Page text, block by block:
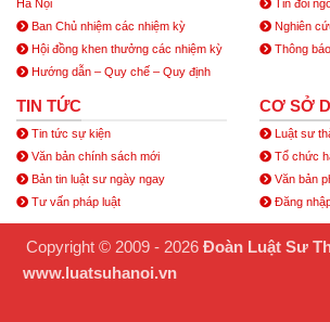
Hà Nội
Ban Chủ nhiệm các nhiệm kỳ
Hội đồng khen thưởng các nhiệm kỳ
Hướng dẫn – Quy chế – Quy định
Tin đối
Nghiên
Thông
TIN TỨC
Tin tức sự kiện
Văn bản chính sách mới
Bản tin luật sư ngày ngay
Tư vấn pháp luật
CƠ SỞ
Luật sư
Tổ chức
Văn bản
Đăng
Copyright © 2009 - 2026 Đoàn Luật Sư
www.luatsuhanoi.vn